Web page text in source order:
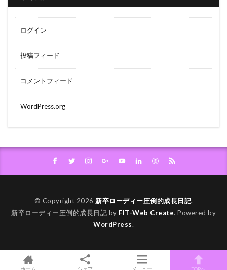
ログイン
投稿フィード
コメントフィード
WordPress.org
© Copyright 2026 新卒ローディー圧倒的成長日記.
新卒ローディー圧倒的成長日記 by FIT-Web Create. Powered by
WordPress.